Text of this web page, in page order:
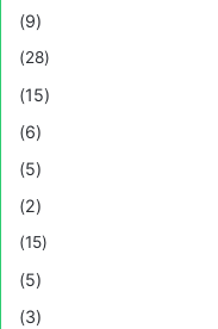
(9)
(28)
(15)
(6)
(5)
(2)
(15)
(5)
(3)